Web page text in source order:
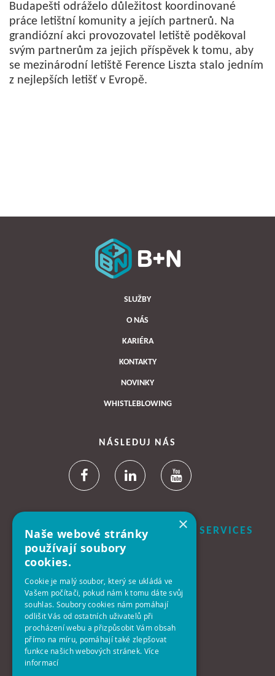
Budapešti odráželo důležitost koordinované
práce letištní komunity a jejích partnerů. Na
grandiózní akci provozovatel letiště poděkoval
svým partnerům za jejich příspěvek k tomu, aby
se mezinárodní letiště Ference Liszta stalo jedním
z nejlepších letišť v Evropě.
SLUŽBY
O NÁS
KARIÉRA
KONTAKTY
NOVINKY
WHISTLEBLOWING
NÁSLEDUJ NÁS
B+N CZECH REPUBLIC FACILITY SERVICES
S.R.O.
140 00 Praha 4 - Krč
Antala Staška 2027/77
Telefon:
+420-261-392-311
×
Naše webové stránky
používají soubory
cookies.
Cookie je malý soubor, který se ukládá ve
Vašem počítači, pokud nám k tomu dáte svůj
souhlas. Soubory cookies nám pomáhají
odlišit Vás od ostatních uživatelů při
procházení webu a přizpůsobit Vám obsah
přímo na míru, pomáhají také zlepšovat
funkce našich webových stránek. Více
informací